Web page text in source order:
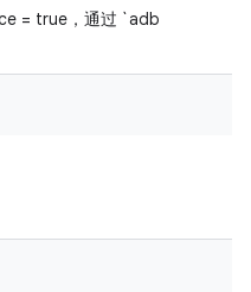
= true，通过 `adb